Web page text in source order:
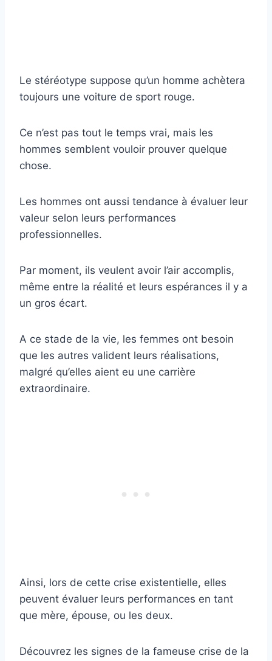
Le stéréotype suppose qu’un homme achètera
toujours une voiture de sport rouge.
Ce n’est pas tout le temps vrai, mais les
hommes semblent vouloir prouver quelque
chose.
Les hommes ont aussi tendance à évaluer leur
valeur selon leurs performances
professionnelles.
Par moment, ils veulent avoir l’air accomplis,
même entre la réalité et leurs espérances il y a
un gros écart.
A ce stade de la vie, les femmes ont besoin
que les autres valident leurs réalisations,
malgré qu’elles aient eu une carrière
extraordinaire.
Ainsi, lors de cette crise existentielle, elles
peuvent évaluer leurs performances en tant
que mère, épouse, ou les deux.
Découvrez les signes de la fameuse crise de la